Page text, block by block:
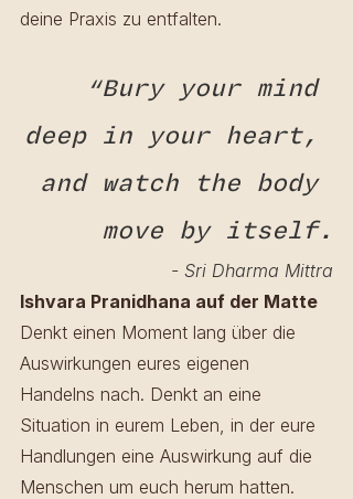
deine Praxis zu entfalten.
“Bury your mind
deep in your heart,
and watch the body
move by itself.
- Sri Dharma Mittra
Ishvara Pranidhana auf der Matte
Denkt einen Moment lang über die
Auswirkungen eures eigenen
Handelns nach. Denkt an eine
Situation in eurem Leben, in der eure
Handlungen eine Auswirkung auf die
Menschen um euch herum hatten.